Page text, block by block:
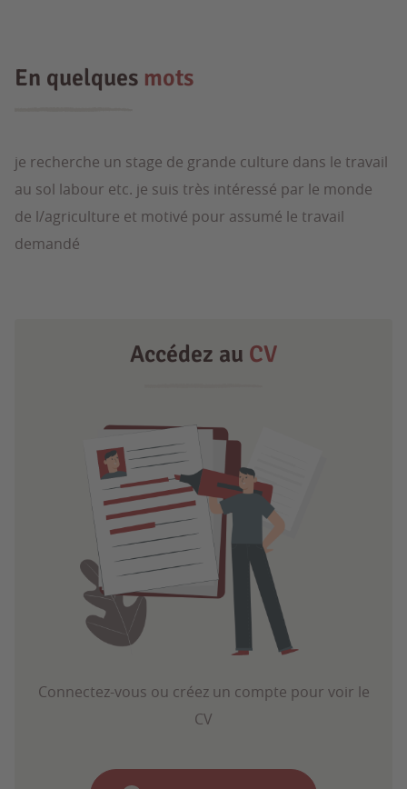
En quelques mots
je recherche un stage de grande culture dans le travail
au sol labour etc. je suis très intéressé par le monde
de l/agriculture et motivé pour assumé le travail
demandé
Accédez au CV
Connectez-vous ou créez un compte pour voir le
CV